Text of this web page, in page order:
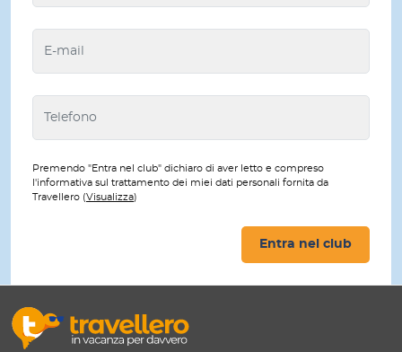
Premendo "Entra nel club" dichiaro di aver letto e compreso
l'informativa sul trattamento dei miei dati personali fornita da
Travellero (Visualizza)
Entra nel club